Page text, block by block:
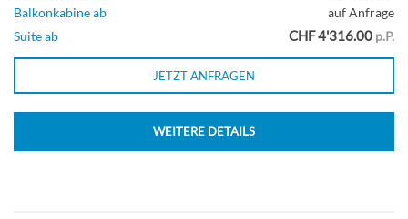
Balkonkabine ab
auf Anfrage
Suite ab
CHF 4'316.00 p.P.
JETZT ANFRAGEN
WEITERE DETAILS